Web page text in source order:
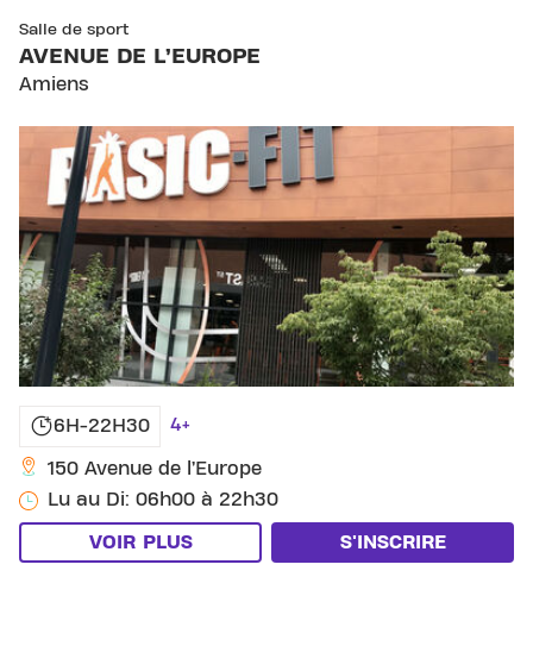
Salle de sport
AVENUE DE L’EUROPE
Amiens
6H-22H30 4+
150 Avenue de l’Europe
Lu au Di: 06h00 à 22h30
VOIR PLUS S'INSCRIRE